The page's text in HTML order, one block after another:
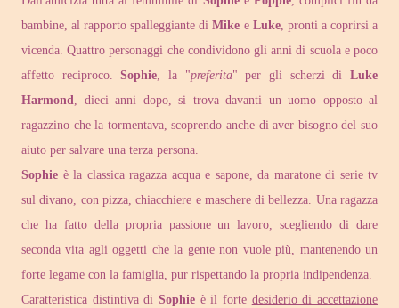
bambine, al rapporto spalleggiante diMike e Luke, pronti a coprirsi a
vicenda. Quattro personaggi che condividono gli anni di scuola e poco
affetto reciproco.Sophie, la "preferita" per gli scherzi diLuke
Harmond, dieci anni dopo, si trova davanti un uomo opposto al
ragazzino che la tormentava, scoprendo anche di aver bisogno del suo
aiuto per salvare una terza persona.
Sophie è la classica ragazza acqua e sapone, da maratone di serie tv
sul divano, con pizza, chiacchiere e maschere di bellezza. Una ragazza
che ha fatto della propria passione un lavoro, scegliendo di dare
seconda vita agli oggetti che la gente non vuole più, mantenendo un
forte legame con la famiglia, pur rispettando la propria indipendenza.
Caratteristica distintiva di Sophie è il forte desiderio di accettazione